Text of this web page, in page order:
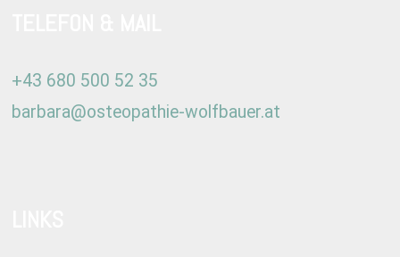
+43 680 500 52 35
barbara@osteopathie-wolfbauer.at